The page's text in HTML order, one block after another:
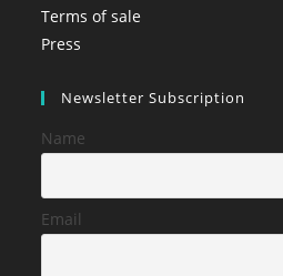
Terms of sale
Press
Newsletter Subscription
Name
Email